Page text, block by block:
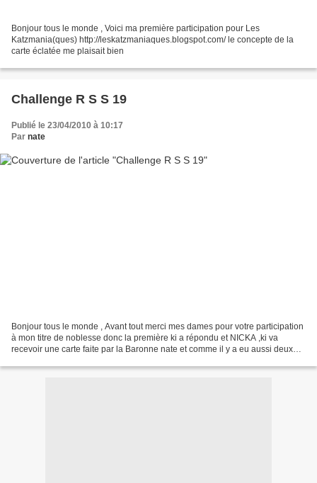
Bonjour tous le monde , Voici ma première participation pour Les
Katzmania(ques) http://leskatzmaniaques.blogspot.com/ le concepte de la
carte éclatée me plaisait bien
Challenge R S S 19
Publié le 23/04/2010 à 10:17
Par nate
Bonjour tous le monde , Avant tout merci mes dames pour votre participation
à mon titre de noblesse donc la première ki a répondu et NICKA ,ki va
recevoir une carte faite par la Baronne nate et comme il y a eu aussi deux